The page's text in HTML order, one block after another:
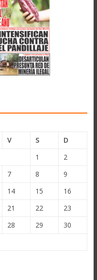
V S
D
1
2
7 8
9
14 15
16
21 22
23
28 29
30